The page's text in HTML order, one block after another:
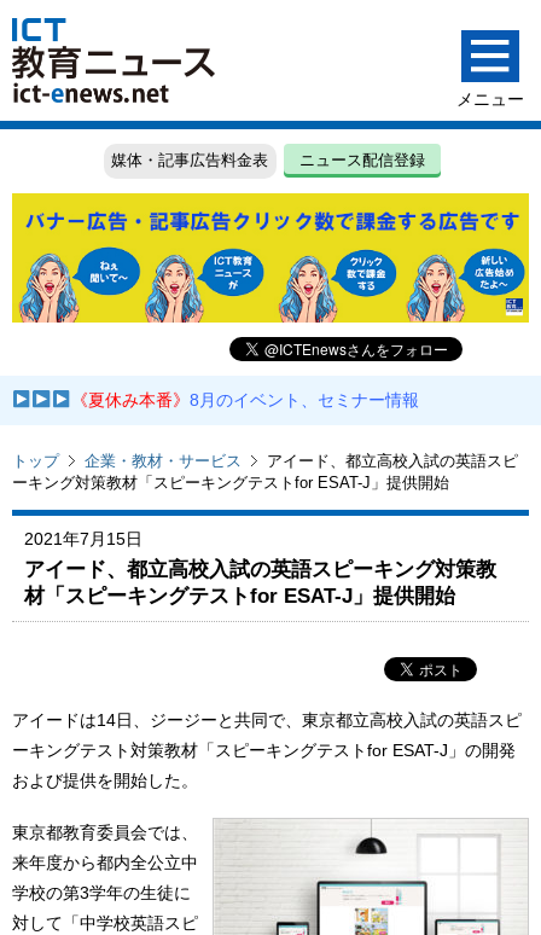
媒体・記事広告料金表 ニュース配信登録
《夏休み本番》8月のイベント、セミナー情報
トップ 企業・教材・サービス
アイード、都立高校入試の英語スピ
ーキング対策教材「スピーキングテストfor ESAT-J」提供開始
2021年7月15日
アイード、都立高校入試の英語スピーキング対策教
材「スピーキングテストfor ESAT-J」提供開始
アイードは14日、ジージーと共同で、東京都立高校入試の英語スピ
ーキングテスト対策教材「スピーキングテストfor ESAT-J」の開発
および提供を開始した。
東京都教育委員会では、
来年度から都内全公立中
学校の第3学年の生徒に
対して「中学校英語スピ